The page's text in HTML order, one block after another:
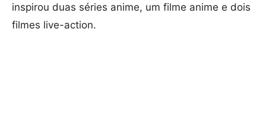
inspirou duas séries anime, um filme anime e dois
filmes live-action.